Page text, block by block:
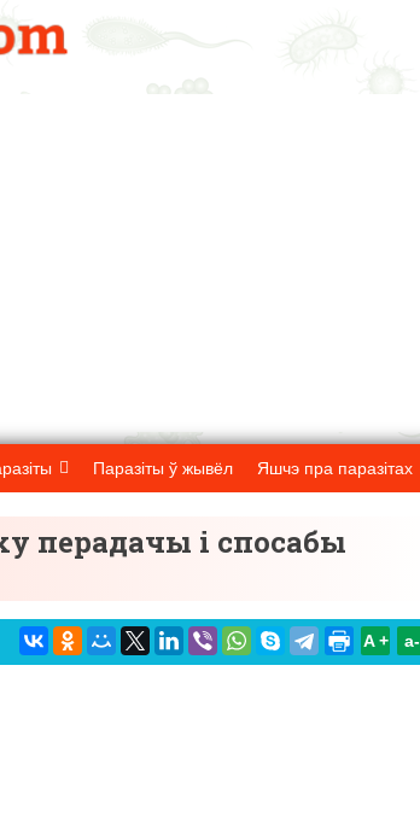
Паразіты ў жывёл Яшчэ пра паразітах
перадачы і спосабы
A + а-